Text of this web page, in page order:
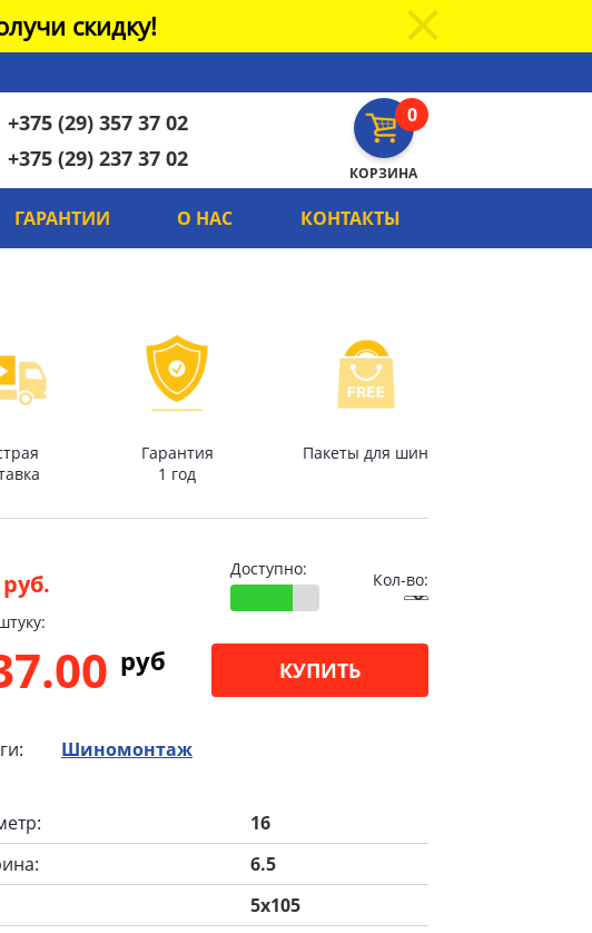
скидку!
0
КОРЗИНА
+375 (29) 357 37 02
+375 (29) 237 37 02
ГАРАНТИИ О НАС КОНТАКТЫ
Гарантия
1 год
Пакеты для шин
Доступно:
Кол-во:
pуб КУПИТЬ
Шиномонтаж
16
6.5
5x105